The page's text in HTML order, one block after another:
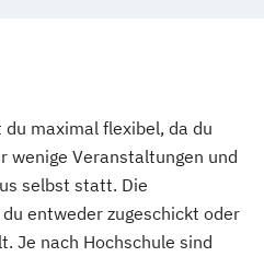
maximal flexibel, da du
wenige Veranstaltungen und
selbst statt. Die
entweder zugeschickt oder
Je nach Hochschule sind